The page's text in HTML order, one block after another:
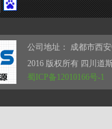
公司地址： 成都市西
2016 版权所有 四川道
蜀ICP备12010166号-1